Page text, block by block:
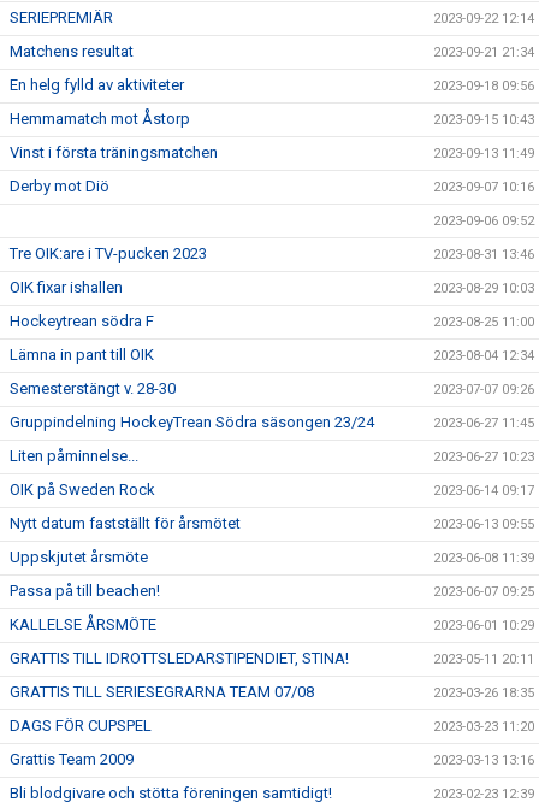
SERIEPREMIÄR 2023-09-22 12:14
Matchens resultat 2023-09-21 21:34
En helg fylld av aktiviteter 2023-09-18 09:56
Hemmamatch mot Åstorp 2023-09-15 10:43
Vinst i första träningsmatchen 2023-09-13 11:49
Derby mot Diö 2023-09-07 10:16
2023-09-06 09:52
Tre OIK:are i TV-pucken 2023 2023-08-31 13:46
OIK fixar ishallen 2023-08-29 10:03
Hockeytrean södra F 2023-08-25 11:00
Lämna in pant till OIK 2023-08-04 12:34
Semesterstängt v. 28-30 2023-07-07 09:26
Gruppindelning HockeyTrean Södra säsongen 23/24 2023-06-27 11:45
Liten påminnelse... 2023-06-27 10:23
OIK på Sweden Rock 2023-06-14 09:17
Nytt datum fastställt för årsmötet 2023-06-13 09:55
Uppskjutet årsmöte 2023-06-08 11:39
Passa på till beachen! 2023-06-07 09:25
KALLELSE ÅRSMÖTE 2023-06-01 10:29
GRATTIS TILL IDROTTSLEDARSTIPENDIET, STINA! 2023-05-11 20:11
GRATTIS TILL SERIESEGRARNA TEAM 07/08 2023-03-26 18:35
DAGS FÖR CUPSPEL 2023-03-23 11:20
Grattis Team 2009 2023-03-13 13:16
Bli blodgivare och stötta föreningen samtidigt! 2023-02-23 12:39